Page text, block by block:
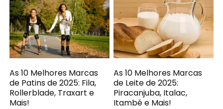
As 10 Melhores Marcas
de Patins de 2025: Fila,
Rollerblade, Traxart e
Mais!
As 10 Melhores Marcas
de Leite de 2025:
Piracanjuba, Italac,
Itambé e Mais!